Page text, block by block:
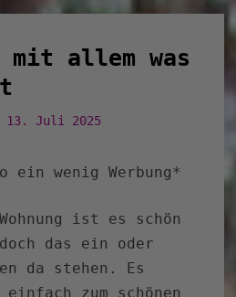
mit allem was
13. Juli 2025
ein wenig Werbung*
ist es schön
das ein oder
da stehen. Es
zum schönen